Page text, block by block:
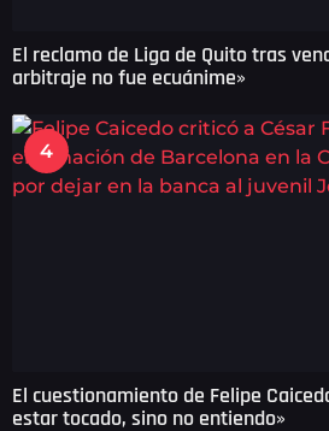
El reclamo de Liga de Quito tras
arbitraje no fue ecuánime»
4
El cuestionamiento de Felipe
estar tocado, sino no entiendo»